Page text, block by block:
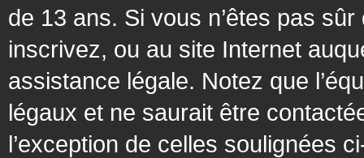
de 13 ans. Si vous n’êtes pas
inscrivez, ou au site Internet
assistance légale. Notez que
légaux et ne saurait être
l’exception de celles soulignées